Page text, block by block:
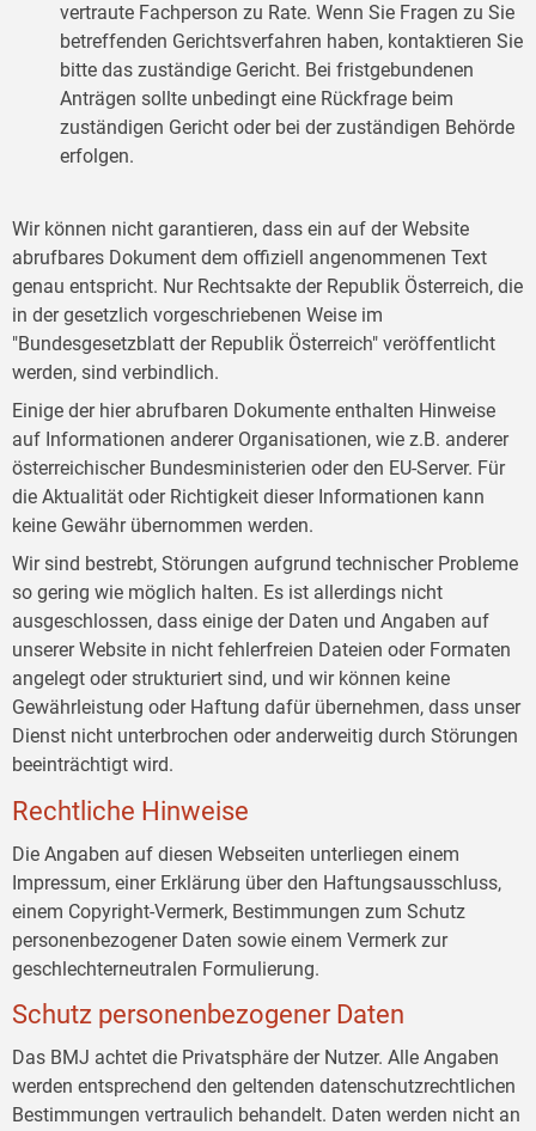
vertraute Fachperson zu Rate. Wenn Sie Fragen zu Sie
betreffenden Gerichtsverfahren haben, kontaktieren Sie
bitte das zuständige Gericht. Bei fristgebundenen
Anträgen sollte unbedingt eine Rückfrage beim
zuständigen Gericht oder bei der zuständigen Behörde
erfolgen.
Wir können nicht garantieren, dass ein auf der Website
abrufbares Dokument dem offiziell angenommenen Text
genau entspricht. Nur Rechtsakte der Republik Österreich, die
in der gesetzlich vorgeschriebenen Weise im
"Bundesgesetzblatt der Republik Österreich" veröffentlicht
werden, sind verbindlich.
Einige der hier abrufbaren Dokumente enthalten Hinweise
auf Informationen anderer Organisationen, wie z.B. anderer
österreichischer Bundesministerien oder den EU-Server. Für
die Aktualität oder Richtigkeit dieser Informationen kann
keine Gewähr übernommen werden.
Wir sind bestrebt, Störungen aufgrund technischer Probleme
so gering wie möglich halten. Es ist allerdings nicht
ausgeschlossen, dass einige der Daten und Angaben auf
unserer Website in nicht fehlerfreien Dateien oder Formaten
angelegt oder strukturiert sind, und wir können keine
Gewährleistung oder Haftung dafür übernehmen, dass unser
Dienst nicht unterbrochen oder anderweitig durch Störungen
beeinträchtigt wird.
Rechtliche Hinweise
Die Angaben auf diesen Webseiten unterliegen einem
Impressum, einer Erklärung über den Haftungsausschluss,
einem Copyright-Vermerk, Bestimmungen zum Schutz
personenbezogener Daten sowie einem Vermerk zur
geschlechterneutralen Formulierung.
Schutz personenbezogener Daten
Das BMJ achtet die Privatsphäre der Nutzer. Alle Angaben
werden entsprechend den geltenden datenschutzrechtlichen
Bestimmungen vertraulich behandelt. Daten werden nicht an